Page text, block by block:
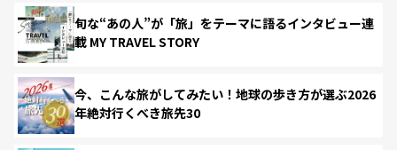
旬な“あの人”が「旅」をテーマに語るインタビュー連
載 MY TRAVEL STORY
今、こんな旅がしてみたい！地球の歩き方が選ぶ2026
年絶対行くべき旅先30